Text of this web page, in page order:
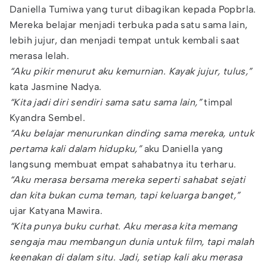
Daniella Tumiwa yang turut dibagikan kepada Popbrla.
Mereka belajar menjadi terbuka pada satu sama lain,
lebih jujur, dan menjadi tempat untuk kembali saat
merasa lelah.
“Aku pikir menurut aku kemurnian. Kayak jujur, tulus,”
kata Jasmine Nadya.
“Kita jadi diri sendiri sama satu sama lain,”timpal
Kyandra Sembel.
“Aku belajar menurunkan dinding sama mereka, untuk
pertama kali dalam hidupku,”aku Daniella yang
langsung membuat empat sahabatnya itu terharu.
“Aku merasa bersama mereka seperti sahabat sejati
dan kita bukan cuma teman, tapi keluarga banget,”
ujar Katyana Mawira.
“Kita punya buku curhat. Aku merasa kita memang
sengaja mau membangun dunia untuk film, tapi malah
keenakan di dalam situ. Jadi, setiap kali aku merasa